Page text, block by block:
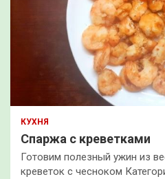
КУХНЯ
Спаржа с креветками
Готовим полезный ужин из
креветок с чесноком